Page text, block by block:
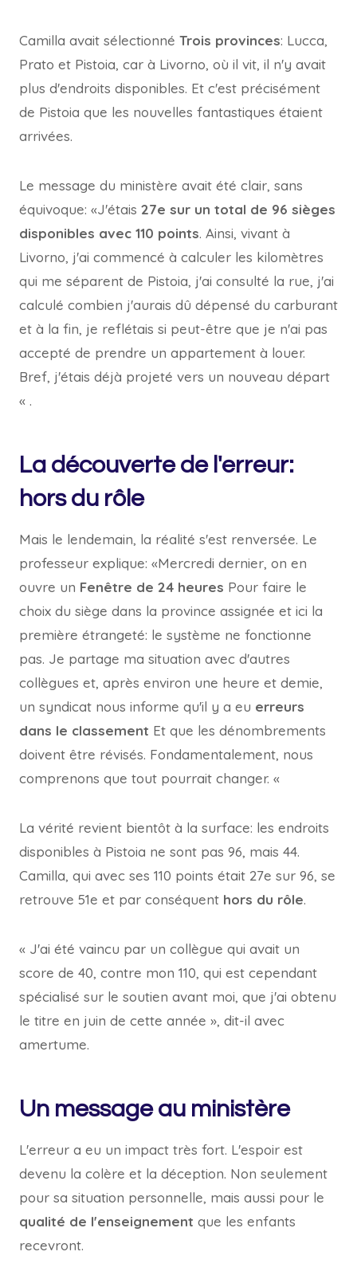
Camilla avait sélectionné Trois provinces: Lucca,
Prato et Pistoia, car à Livorno, où il vit, il n'y avait
plus d'endroits disponibles. Et c'est précisément
de Pistoia que les nouvelles fantastiques étaient
arrivées.
Le message du ministère avait été clair, sans
équivoque: «J'étais 27e sur un total de 96 sièges
disponibles avec 110 points. Ainsi, vivant à
Livorno, j'ai commencé à calculer les kilomètres
qui me séparent de Pistoia, j'ai consulté la rue, j'ai
calculé combien j'aurais dû dépensé du carburant
et à la fin, je reflétais si peut-être que je n'ai pas
accepté de prendre un appartement à louer.
Bref, j'étais déjà projeté vers un nouveau départ
« .
La découverte de l'erreur:
hors du rôle
Mais le lendemain, la réalité s'est renversée. Le
professeur explique: «Mercredi dernier, on en
ouvre un Fenêtre de 24 heures Pour faire le
choix du siège dans la province assignée et ici la
première étrangeté: le système ne fonctionne
pas. Je partage ma situation avec d'autres
collègues et, après environ une heure et demie,
un syndicat nous informe qu'il y a eu erreurs
dans le classement Et que les dénombrements
doivent être révisés. Fondamentalement, nous
comprenons que tout pourrait changer. «
La vérité revient bientôt à la surface: les endroits
disponibles à Pistoia ne sont pas 96, mais 44.
Camilla, qui avec ses 110 points était 27e sur 96, se
retrouve 51e et par conséquent hors du rôle.
« J'ai été vaincu par un collègue qui avait un
score de 40, contre mon 110, qui est cependant
spécialisé sur le soutien avant moi, que j'ai obtenu
le titre en juin de cette année », dit-il avec
amertume.
Un message au ministère
L'erreur a eu un impact très fort. L'espoir est
devenu la colère et la déception. Non seulement
pour sa situation personnelle, mais aussi pour le
qualité de l'enseignement que les enfants
recevront.